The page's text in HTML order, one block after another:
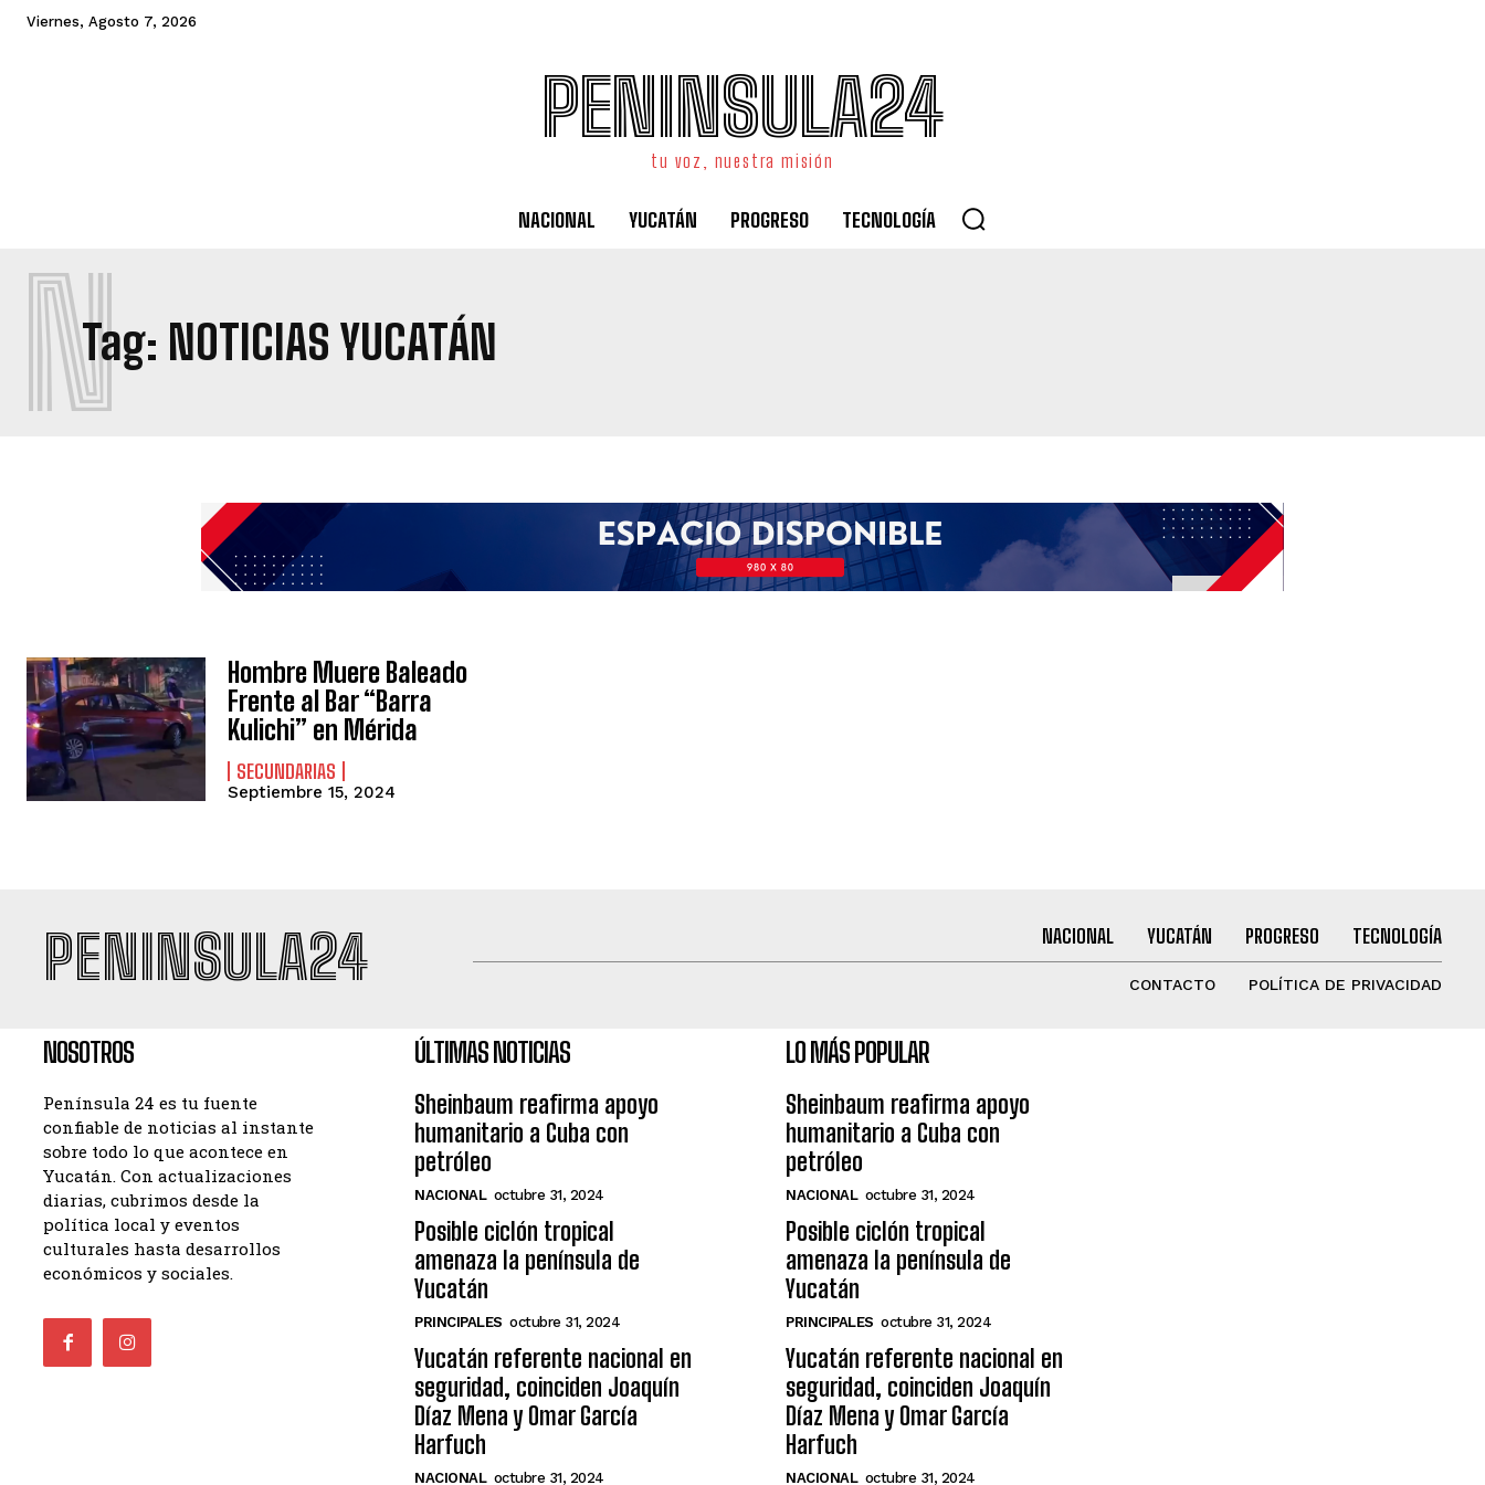
Viernes, Agosto 7, 2026
PENINSULA24
tu voz, nuestra misión
NACIONAL YUCATÁN PROGRESO TECNOLOGÍA
Tag: NOTICIAS YUCATÁN
N
Hombre Muere Baleado
Frente al Bar “Barra
Kulichi” en Mérida
SECUNDARIAS
Septiembre 15, 2024
PENINSULA24 NACIONAL YUCATÁN PROGRESO TECNOLOGÍA
CONTACTO POLÍTICA DE PRIVACIDAD
NOSOTROS
Península 24 es tu fuente
confiable de noticias al instante
sobre todo lo que acontece en
Yucatán. Con actualizaciones
diarias, cubrimos desde la
política local y eventos
culturales hasta desarrollos
económicos y sociales.
ÚLTIMAS NOTICIAS
Sheinbaum reafirma apoyo
humanitario a Cuba con
petróleo
NACIONAL octubre 31, 2024
Posible ciclón tropical
amenaza la península de
Yucatán
PRINCIPALES octubre 31, 2024
Yucatán referente nacional en
seguridad, coinciden Joaquín
Díaz Mena y Omar García
Harfuch
NACIONAL octubre 31, 2024
LO MÁS POPULAR
Sheinbaum reafirma apoyo
humanitario a Cuba con
petróleo
NACIONAL octubre 31, 2024
Posible ciclón tropical
amenaza la península de
Yucatán
PRINCIPALES octubre 31, 2024
Yucatán referente nacional en
seguridad, coinciden Joaquín
Díaz Mena y Omar García
Harfuch
NACIONAL octubre 31, 2024